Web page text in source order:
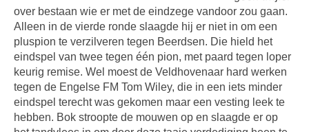
over bestaan wie er met de eindzege vandoor zou gaan.
Alleen in de vierde ronde slaagde hij er niet in om een
pluspion te verzilveren tegen Beerdsen. Die hield het
eindspel van twee tegen één pion, met paard tegen loper
keurig remise. Wel moest de Veldhovenaar hard werken
tegen de Engelse FM Tom Wiley, die in een iets minder
eindspel terecht was gekomen maar een vesting leek te
hebben. Bok stroopte de mouwen op en slaagde er op